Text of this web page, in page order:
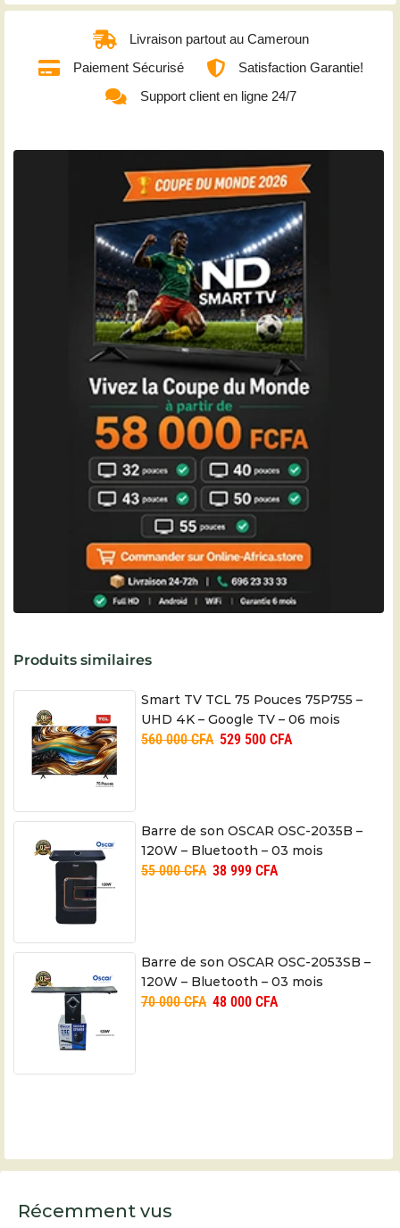
Livraison partout au Cameroun
Paiement Sécurisé
Satisfaction Garantie!
Support client en ligne 24/7
Produits similaires
Smart TV TCL 75 Pouces 75P755 –
UHD 4K – Google TV – 06 mois
560 000CFA 529 500 CFA
Barre de son OSCAR OSC-2035B –
120W – Bluetooth – 03 mois
55 000CFA 38 999 CFA
Barre de son OSCAR OSC-2053SB –
120W – Bluetooth – 03 mois
70 000CFA 48 000 CFA
Récemment vus